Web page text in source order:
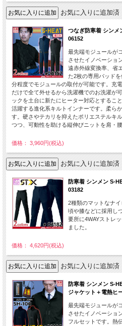
お気に入りに追加済
つなぎ防寒着 シンメ
06152
最先端モジュールが
させたイノベーショ
遠赤外線変換率、省
た2枚の専用パッド
分程度でモジュールの取付が可能です。充
だけで全て外せるから洗濯機でのお洗濯が
ックを土台に新たにヒーター対応とするこ
活躍する進化系キルトインナーです。柔ら
す。硬さやテカリを抑えたポリエステルキ
つつ、可動性を助ける縦伸びニットを肩・
価格： 3,960円(税込)
お気に入りに追加済
防寒着 シンメン S-
03182
2種類のマットなナ
頃や膝などに採用し
要所に4WAYストレ
ました。
価格： 4,620円(税込)
お気に入りに追加済
防寒着 シンメン S-
ジャケット＋電熱ヒ
最先端モジュールが
させたイノベーショ
フルセットです。熱